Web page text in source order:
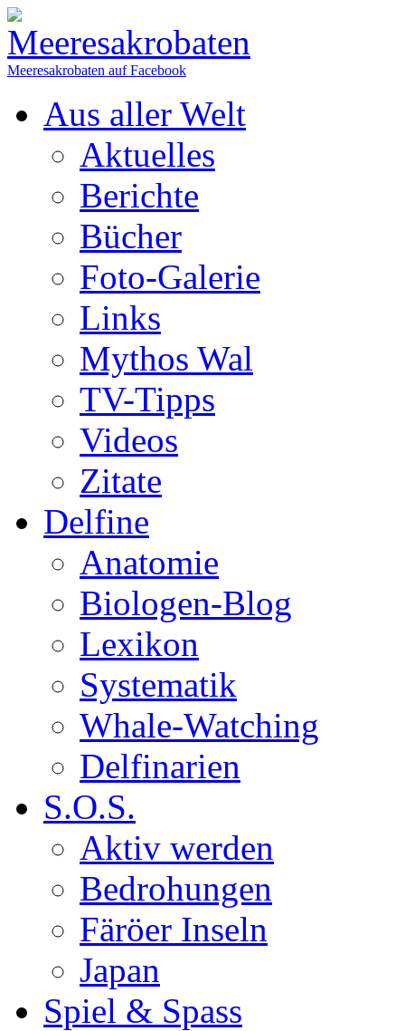
Meeresakrobaten auf Facebook
Aus aller Welt
Aktuelles
Berichte
Bücher
Foto-Galerie
Links
Mythos Wal
TV-Tipps
Videos
Zitate
Delfine
Anatomie
Biologen-Blog
Lexikon
Systematik
Whale-Watching
Delfinarien
S.O.S.
Aktiv werden
Bedrohungen
Färöer Inseln
Japan
Spiel & Spass